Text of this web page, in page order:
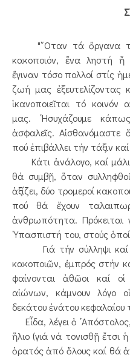
"῞Οταν τά ὄργανα
κακοποιόν, ἕνα ληστή
ἔγιναν τόσο πολλοί στίς
ζωή μας ἐξευτελίζοντας
ἱκανοποιεῖται τό κοινόν
μας. ῾Ησυχάζουμε
ἀσφαλεῖς. Αἰσθανόμαστε
πού ἐπιβάλλει τήν τάξιν
Κάτι ἀνάλογο, καί
θά συμβῇ, ὅταν
ἀξίζει, δύο τρομεροί
πού θά ἔχουν
ἀνθρωπότητα. Πρόκειται
῾Υπασπιστή του, στούς
Γιά τήν σύλληψι καί
κακοποιῶν, ἐμπρός στήν
φαίνονται ἀθῶοι καί οἱ
αἰώνων, κάμνουν λόγο
δεκάτου ἐνάτου
Εἶδα, λέγει ὁ
ἥλιο (γιά νά τονισθῇ ἔτσι
ὁρατός ἀπό ὅλους καί θά